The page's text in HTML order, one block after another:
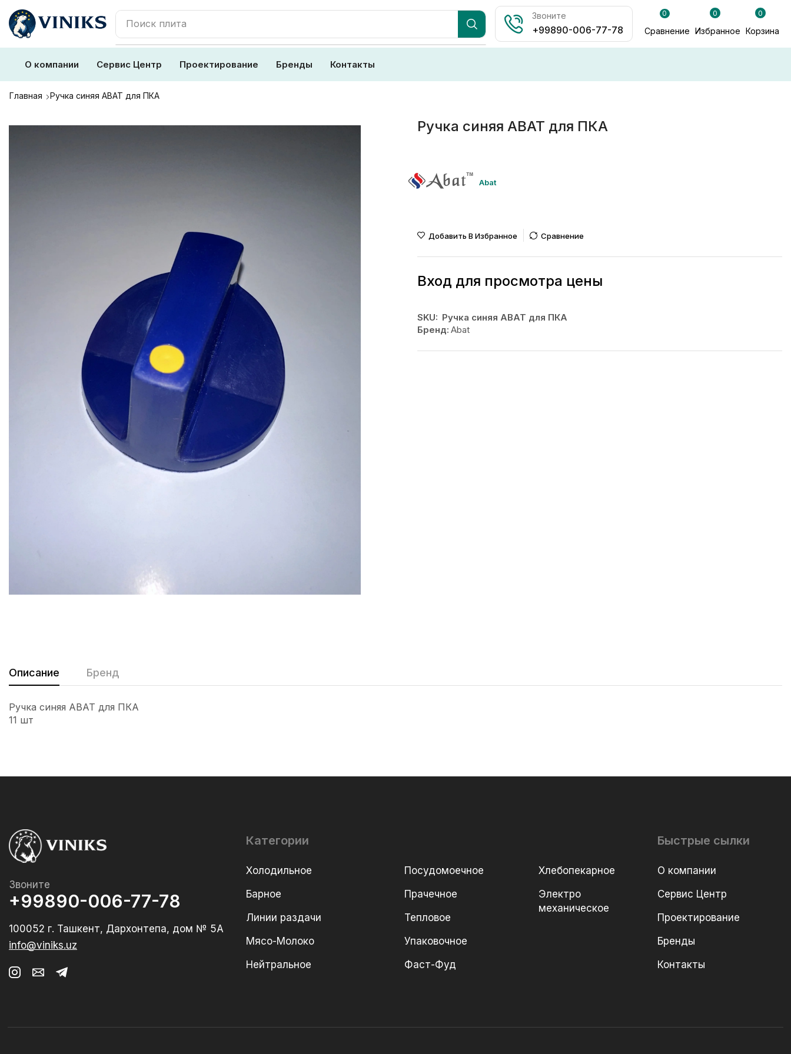
Поиск плита
Звоните
+99890-006-77-78
0
Сравнение
0
Избранное
0
Корзина
О компании Сервис Центр Проектирование Бренды Контакты
Главная Ручка синяя ABAT для ПКА
Ручка синяя ABAT для ПКА
Abat
Добавить В Избранное Сравнение
Вход для просмотра цены
SKU: Ручка синяя ABAT для ПКА
Бренд: Abat
Описание Бренд
Ручка синяя ABAT для ПКА
11 шт
Звоните
+99890-006-77-78
100052 г. Ташкент, Дархонтепа, дом № 5А
info@viniks.uz
Категории
Холодильное
Барное
Линии раздачи
Мясо-Молоко
Нейтральное
Посудомоечное
Прачечное
Тепловое
Упаковочное
Фаст-Фуд
Хлебопекарное
Электро
механическое
Быстрые сылки
О компании
Сервис Центр
Проектирование
Бренды
Контакты